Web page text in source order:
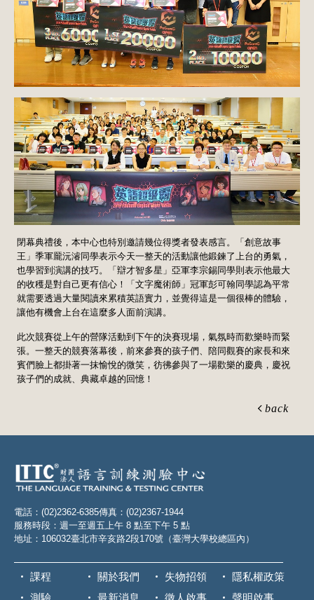
閉幕典禮後，本中心也特別邀請幾位得獎者發表感言。「創意故事
王」季軍龎沅濬同學表示今天一整天的活動讓他鍛鍊了上台的勇氣，
也學習到演講的技巧。「辯才智多星」亞軍李宗錫同學則表示他最大
的收穫是對自己更有信心！「文字魔術師」冠軍彭可翰同學認為平常
就需要透過大量閱讀來累積英語實力，並覺得這是一個很棒的體驗，
讓他有機會上台在這麼多人面前演講。
此次競賽從上午的營隊活動到下午的決賽現場，氣氛時而歡樂時而緊
張。一整天的競賽落幕後，前來參賽的孩子們、陪同觀賽的家長和來
賓們臉上都掛著一抹愉悅的微笑，彷彿參與了一場歡樂的慶典，慶祝
孩子們的成就、典藏卓越的回憶！
back
電話：(02)2362-6385傳真：(02)2367-1944
服務時段：週一至週五上午 8 點至下午 5 點
地址：106032臺北市辛亥路2段170號（臺灣大學校總區內）
課程
測驗
關於我們
最新消息
失物招領
徵人啟事
隱私權政策
聲明啟事